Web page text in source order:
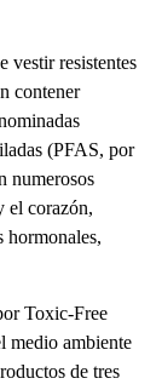
resistentes
contener
(PFAS, por
numerosos
el corazón,
hormonales,
Toxic-Free
medio ambiente
de tres